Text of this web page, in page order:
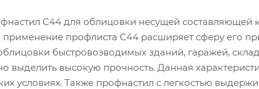
С44 для облицовки несущей составляющей
профлиста С44 расширяет сферу его
быстровозводимых зданий, гаражей,
высокую прочность. Данная
условиях. Также профнастил с легкостью